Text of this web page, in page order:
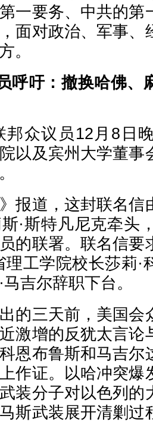
一要务、中共的第
面对政治、军事、
。
呼吁：撤换哈佛、
众议员12月8日晚
以及宾州大学董事
道，这封联名信
·斯特凡尼克牵头
的联署。联名信要
理工学院校长莎莉·
吉尔辞职下台。
三天前，美国会
激增的反犹太言论
恩布鲁斯和马吉尔
作证。以哈冲突爆
装分子对以色列的
斯武装展开清剿过